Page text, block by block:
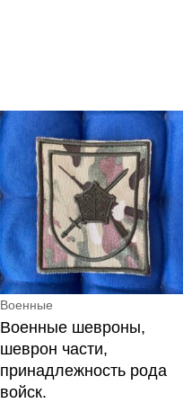
Военные
Военные шевроны,
шеврон части,
принадлежность рода
войск.